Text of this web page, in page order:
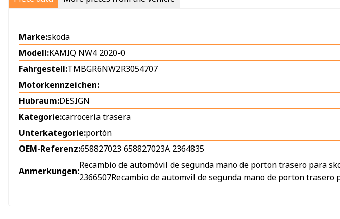
Marke:skoda
Modell:KAMIQ NW4 2020-0
Fahrgestell:TMBGR6NW2R3054707
Motorkennzeichen:
Hubraum:DESIGN
Kategorie:carrocería trasera
Unterkategorie:portón
OEM-Referenz:658827023 658827023A 2364835
Anmerkungen:
Recambio de automóvil de segunda mano de porton trasero para
2366507Recambio de automvil de segunda mano de porton